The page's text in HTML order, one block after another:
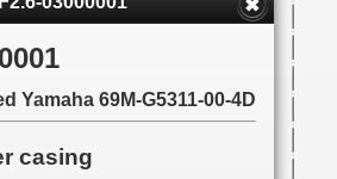
Yamaha 69M-G5311-00-4D
casing